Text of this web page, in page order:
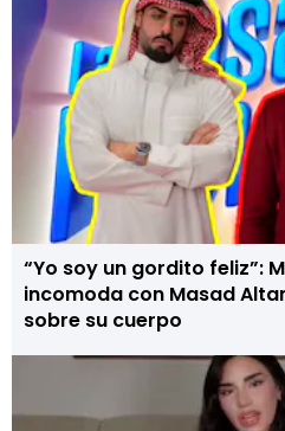
“Yo soy un gordito feliz”:
incomoda con Masad
sobre su cuerpo